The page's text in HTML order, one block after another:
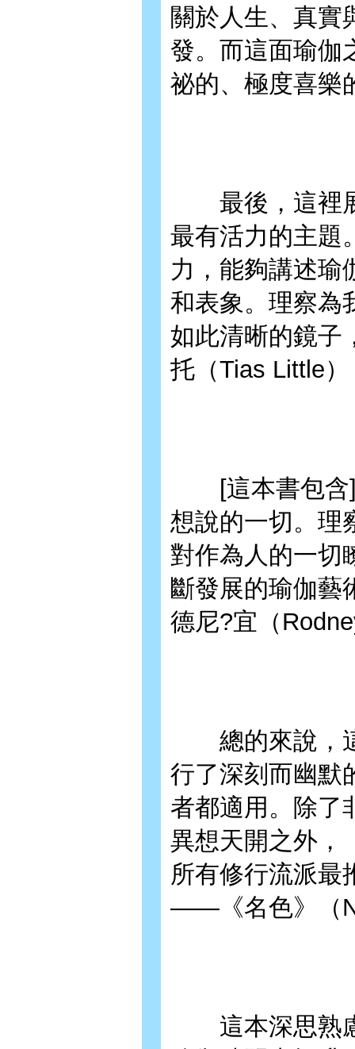
關於人生、真實
發。而這面瑜伽
祕的、極度喜樂
最後，這裡展
最有活力的主題
力，能夠講述瑜
和表象。理察為
如此清晰的鏡
托（Tias Little
[這本書包含]
想說的一切。理
對作為人的一切
斷發展的瑜伽
德尼?宜（
總的來說，這
行了深刻而幽默
者都適用。除了
異想天開之外，
所有修行流派最
——《名色》（
這本深思熟慮